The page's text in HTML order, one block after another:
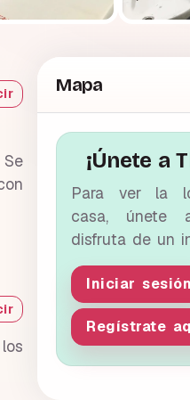
Mapa
¡Únete a
Para ver la
casa, únete
disfruta de un
Iniciar sesión
Regístrate